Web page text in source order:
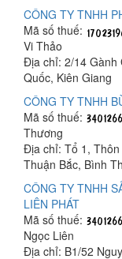
CÔNG TY TNHH
Mã số thuế:
Vi Thảo
Địa chỉ: 2/14 Gành
Quốc, Kiên Giang
CÔNG TY TNHH
Mã số thuế:
Thương
Địa chỉ: Tổ 1,
Thuận Bắc, Bình
CÔNG TY TNHH
LIÊN PHÁT
Mã số thuế:
Ngọc Liên
Địa chỉ: B1/52